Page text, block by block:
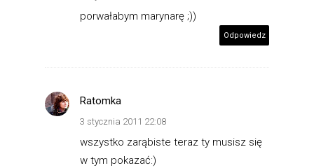
porwałabym marynarę ;))
Odpowiedz
Ratomka
3 stycznia 2011 22:08
wszystko zarąbiste teraz ty musisz się
w tym pokazać:)